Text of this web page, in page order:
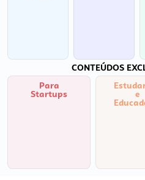
CONTEÚDOS
Para
Startups e